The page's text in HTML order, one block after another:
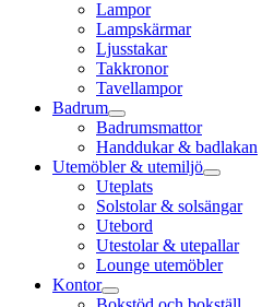
Lampor
Lampskärmar
Ljusstakar
Takkronor
Tavellampor
Badrum
Badrumsmattor
Handdukar & badlakan
Utemöbler & utemiljö
Uteplats
Solstolar & solsängar
Utebord
Utestolar & utepallar
Lounge utemöbler
Kontor